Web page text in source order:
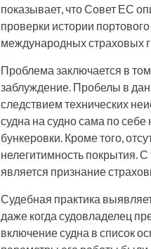
показывает, что Совет ЕС
проверки истории
международных страховых
Проблема заключается в
заблуждение. Пробелы в
следствием технических
судна на судно сама по
бункеровки. Кроме того,
нелегитимность покрытия.
является признание
Судебная практика
даже когда судовладелец
включение судна в список